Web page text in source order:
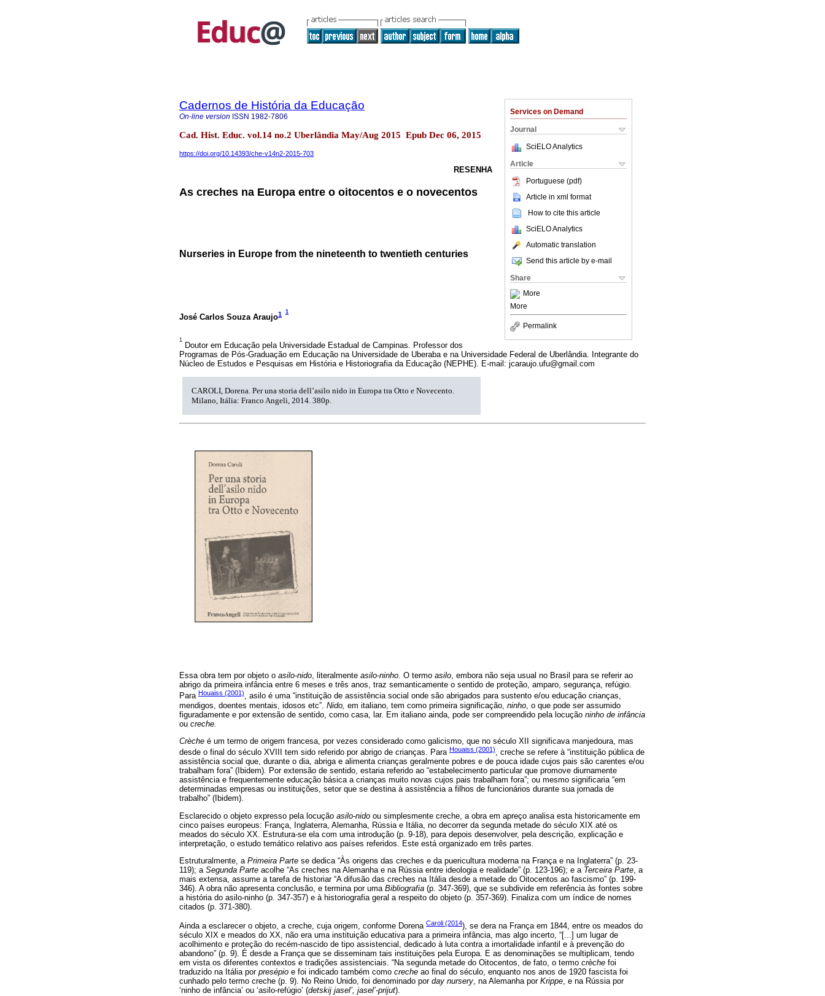
Services on Demand
Journal
SciELO Analytics
Article
Portuguese (pdf)
Article in xml format
How to cite this article
SciELO Analytics
Automatic translation
Send this article by e-mail
Share
More
More
Permalink
Cadernos de História da Educação
On-line version ISSN 1982-7806
Cad. Hist. Educ. vol.14 no.2 Uberlândia May/Aug 2015 Epub Dec 06, 2015
https://doi.org/10.14393/che-v14n2-2015-703
RESENHA
As creches na Europa entre o oitocentos e o novecentos
Nurseries in Europe from the nineteenth to twentieth centuries
José Carlos Souza Araujo1 1
1
Doutor em Educação pela Universidade Estadual de Campinas. Professor dos
Programas de Pós-Graduação em Educação na Universidade de Uberaba e na Universidade Federal de Uberlândia. Integrante do
Núcleo de Estudos e Pesquisas em História e Historiografia da Educação (NEPHE). E-mail: jcaraujo.ufu@gmail.com
CAROLI, Dorena. Per una storia dell’asilo nido in Europa tra Otto e Novecento.
Milano, Itália: Franco Angeli, 2014. 380p.
Essa obra tem por objeto o asilo-nido, literalmente asilo-ninho. O termo asilo, embora não seja usual no Brasil para se referir ao
abrigo da primeira infância entre 6 meses e três anos, traz semanticamente o sentido de proteção, amparo, segurança, refúgio.
Para Houaiss (2001), asilo é uma “instituição de assistência social onde são abrigados para sustento e/ou educação crianças,
mendigos, doentes mentais, idosos etc”. Nido, em italiano, tem como primeira significação, ninho , o que pode ser assumido
figuradamente e por extensão de sentido, como casa, lar. Em italiano ainda, pode ser compreendido pela locução ninho de infância
ou creche.
Crèche é um termo de origem francesa, por vezes considerado como galicismo, que no século XII significava manjedoura, mas
desde o final do século XVIII tem sido referido por abrigo de crianças. Para Houaiss (2001), creche se refere à “instituição pública de
assistência social que, durante o dia, abriga e alimenta crianças geralmente pobres e de pouca idade cujos pais são carentes e/ou
trabalham fora” (Ibidem). Por extensão de sentido, estaria referido ao “estabelecimento particular que promove diurnamente
assistência e frequentemente educação básica a crianças muito novas cujos pais trabalham fora”; ou mesmo significaria “em
determinadas empresas ou instituições, setor que se destina à assistência a filhos de funcionários durante sua jornada de
trabalho” (Ibidem).
Esclarecido o objeto expresso pela locução asilo-nido ou simplesmente creche, a obra em apreço analisa esta historicamente em
cinco países europeus: França, Inglaterra, Alemanha, Rússia e Itália, no decorrer da segunda metade do século XIX até os
meados do século XX. Estrutura-se ela com uma introdução (p. 9-18), para depois desenvolver, pela descrição, explicação e
interpretação, o estudo temático relativo aos países referidos. Este está organizado em três partes.
Estruturalmente, a Primeira Parte se dedica “Às origens das creches e da puericultura moderna na França e na Inglaterra” (p. 23-
119); a Segunda Parte acolhe “As creches na Alemanha e na Rússia entre ideologia e realidade” (p. 123-196); e a Terceira Parte , a
mais extensa, assume a tarefa de historiar “A difusão das creches na Itália desde a metade do Oitocentos ao fascismo” (p. 199-
346). A obra não apresenta conclusão, e termina por uma Bibliografia (p. 347-369), que se subdivide em referência às fontes sobre
a história do asilo-ninho (p. 347-357) e à historiografia geral a respeito do objeto (p. 357-369). Finaliza com um índice de nomes
citados (p. 371-380).
Ainda a esclarecer o objeto, a creche, cuja origem, conforme Dorena Caroli (2014), se dera na França em 1844, entre os meados do
século XIX e meados do XX, não era uma instituição educativa para a primeira infância, mas algo incerto, “[...] um lugar de
acolhimento e proteção do recém-nascido de tipo assistencial, dedicado à luta contra a imortalidade infantil e à prevenção do
abandono” (p. 9). É desde a França que se disseminam tais instituições pela Europa. E as denominações se multiplicam, tendo
em vista os diferentes contextos e tradições assistenciais. “Na segunda metade do Oitocentos, de fato, o termo crèche foi
traduzido na Itália por presépio e foi indicado também como creche ao final do século, enquanto nos anos de 1920 fascista foi
cunhado pelo termo creche (p. 9). No Reino Unido, foi denominado por day nursery, na Alemanha por Krippe, e na Rússia por
‘ninho de infância’ ou ‘asilo-refúgio’ (detskij jasel’, jasel’-prijut).